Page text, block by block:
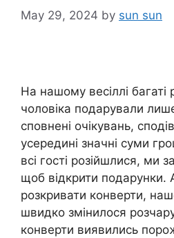
May 29, 2024 by sun sun
На нашому весіллі багаті
чоловіка подарували
сповнені очікувань,
усередині значні суми
всі гості розійшлися, ми
щоб відкрити
розкривати конверти,
швидко змінилося
конверти виявились